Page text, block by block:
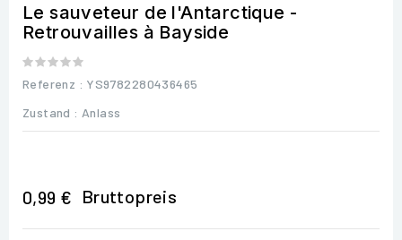
Le sauveteur de l'Antarctique -
Retrouvailles à Bayside
Referenz : YS9782280436465
Zustand : Anlass
0,99 € Bruttopreis